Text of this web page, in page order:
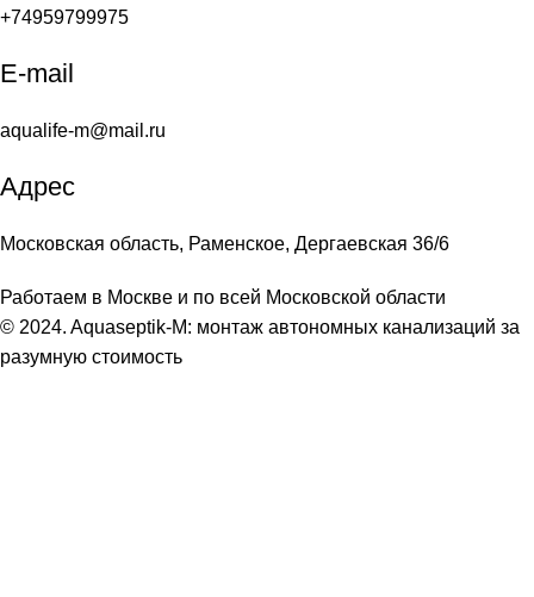
+74959799975
E-mail
aqualife-m@mail.ru
Адрес
Московская область, Раменское, Дергаевская 36/6
Работаем в Москве и по всей Московской области
© 2024. Aquaseptik-M: монтаж автономных канализаций за
разумную стоимость